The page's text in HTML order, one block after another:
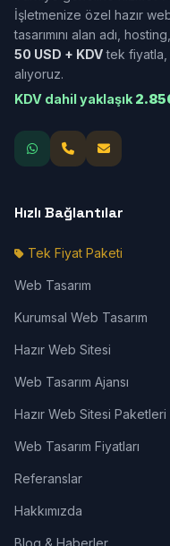
İşletmenize özel hazır
tasarımını alan adı,
50 USD + KDVtek fiyatla,
alıyoruz.
KDV dahil yaklaşık
Hızlı Bağlantılar
Tek Fiyat Paketi
Web Tasarım
Kurumsal Web Tasarım
Hazır Web Sitesi
Web Tasarım Ajansı
Hazır Web Sitesi Paketleri
Web Tasarım Fiyatları
Referanslar
Hakkımızda